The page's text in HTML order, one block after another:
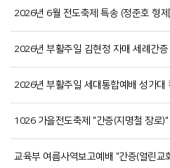
2026년 6월 전도축제 특송 (정준호 형
2026년 부활주일 김현정 자매 세례간증
2026년 부활주일 세대통합예배 성가대
1026 가을전도축제 "간증(지명철 장로)"
교육부 여름사역보고예배 "간증(열린교